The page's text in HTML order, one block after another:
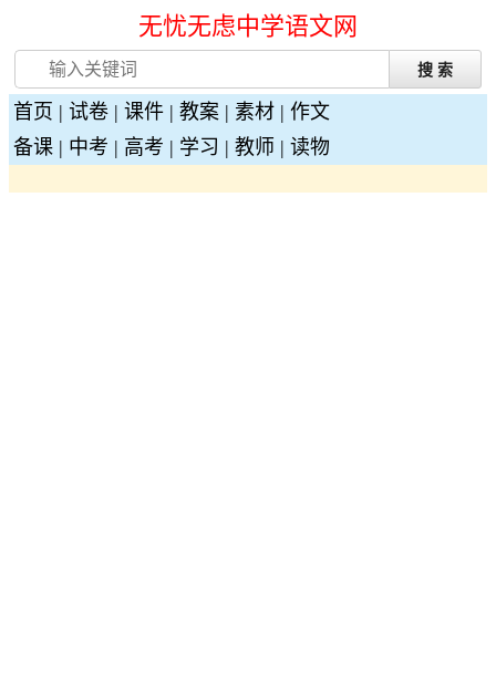
无忧无虑中学语文网
首页 | 试卷 | 课件 | 教案 | 素材 | 作文
备课 | 中考 | 高考 | 学习 | 教师 | 读物